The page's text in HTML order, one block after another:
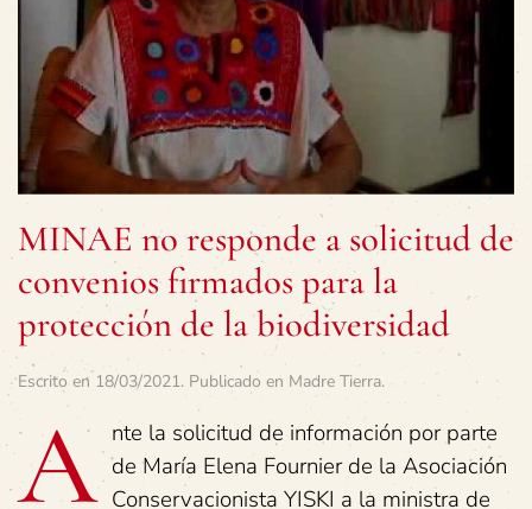
MINAE no responde a solicitud de
convenios firmados para la
protección de la biodiversidad
Escrito en 18/03/2021. Publicado en Madre Tierra.
A nte la solicitud de información por parte
de María Elena Fournier de la Asociación
Conservacionista YISKI a la ministra de